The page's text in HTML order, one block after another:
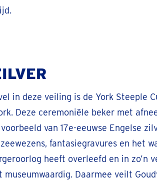
in deze veiling is de York Steeple
Deze ceremoniële beker met
van 17e-eeuwse Engelse
fantasiegravures en het
heeft overleefd en in zo’n
Daarmee veilt